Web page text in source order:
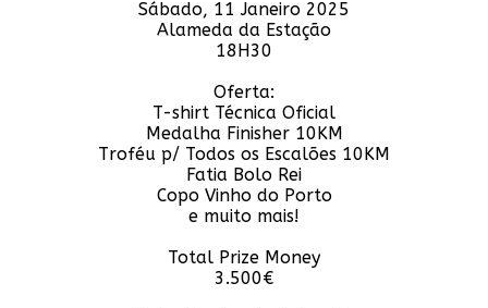
Sábado, 11 Janeiro 2025
Alameda da Estação
18H30
Oferta:
T-shirt Técnica Oficial
Medalha Finisher 10KM
Troféu p/ Todos os Escalões 10KM
Fatia Bolo Rei
Copo Vinho do Porto
e muito mais!
Total Prize Money
3.500€